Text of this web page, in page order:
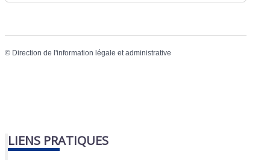
© Direction de l'information légale et administrative
LIENS PRATIQUES